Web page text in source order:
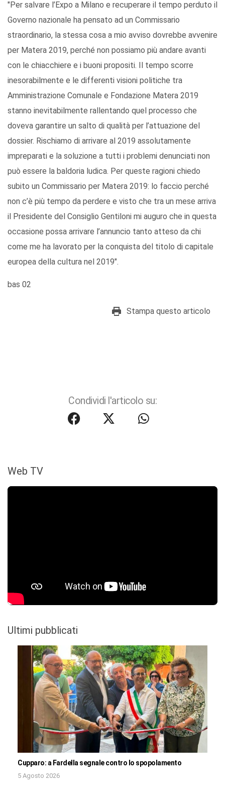
"Per salvare l’Expo a Milano e recuperare il tempo perduto il
Governo nazionale ha pensato ad un Commissario
straordinario, la stessa cosa a mio avviso dovrebbe avvenire
per Matera 2019, perché non possiamo più andare avanti
con le chiacchiere e i buoni propositi. Il tempo scorre
inesorabilmente e le differenti visioni politiche tra
Amministrazione Comunale e Fondazione Matera 2019
stanno inevitabilmente rallentando quel processo che
doveva garantire un salto di qualità per l’attuazione del
dossier. Rischiamo di arrivare al 2019 assolutamente
impreparati e la soluzione a tutti i problemi denunciati non
può essere la baldoria ludica. Per queste ragioni chiedo
subito un Commissario per Matera 2019: lo faccio perché
non c’è più tempo da perdere e visto che tra un mese arriva
il Presidente del Consiglio Gentiloni mi auguro che in questa
occasione possa arrivare l’annuncio tanto atteso da chi
come me ha lavorato per la conquista del titolo di capitale
europea della cultura nel 2019".
bas 02
Stampa questo articolo
Condividi l'articolo su:
Web TV
Ultimi pubblicati
Cupparo: a Fardella segnale contro lo spopolamento
5 Agosto 2026